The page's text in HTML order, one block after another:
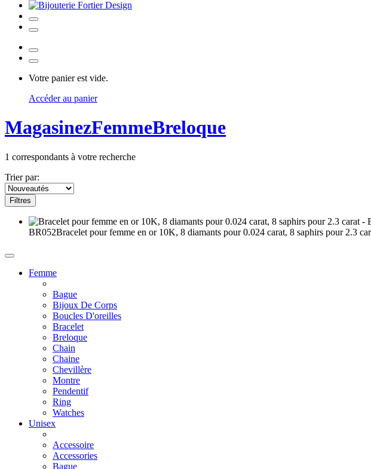
Votre panier est vide.
Accéder au panier
MagasinezFemmeBreloque
1 correspondants à votre recherche
Trier par:
Filtres
BR052Bracelet pour femme en or 10K, 8 diamants pour 0.024 carat, 8 saphirs pour 2.3
Femme
Bague
Bijoux De Corps
Boucles D'oreilles
Bracelet
Breloque
Chain
Chaine
Chevillère
Montre
Pendentif
Ring
Watches
Unisex
Accessoire
Accessories
Bague